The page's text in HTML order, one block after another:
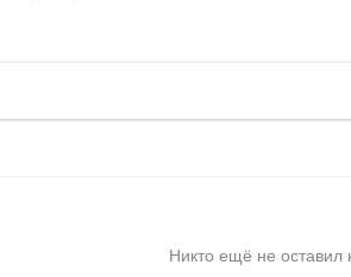
Никто ещё не оставил